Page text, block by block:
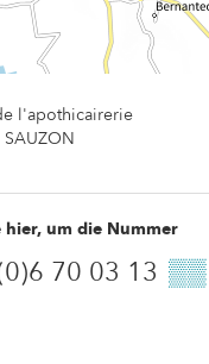
l'apothicairerie
SAUZON
hier, um die Nummer
70 03 13 ▒▒